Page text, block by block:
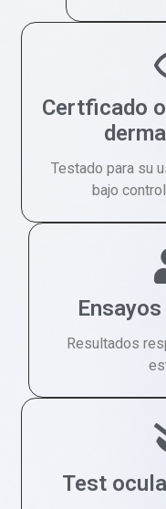
Certficado
Testado para su
bajo
Resultados
Test